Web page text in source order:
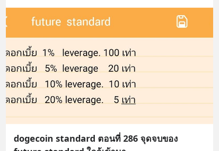
dogecoin standard ตอนที่ 286 จุดจบของ